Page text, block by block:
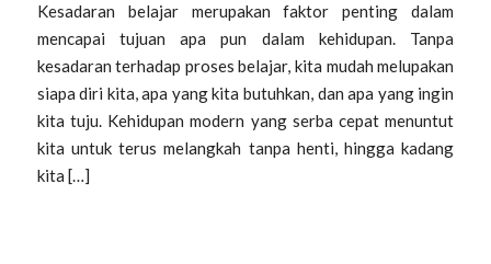
Kesadaran belajar merupakan faktor penting dalam
mencapai tujuan apa pun dalam kehidupan. Tanpa
kesadaran terhadap proses belajar, kita mudah melupakan
siapa diri kita, apa yang kita butuhkan, dan apa yang ingin
kita tuju. Kehidupan modern yang serba cepat menuntut
kita untuk terus melangkah tanpa henti, hingga kadang
kita […]